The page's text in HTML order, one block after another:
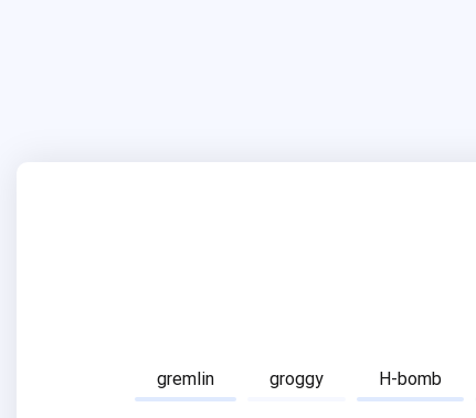
gremlin groggy H-bomb